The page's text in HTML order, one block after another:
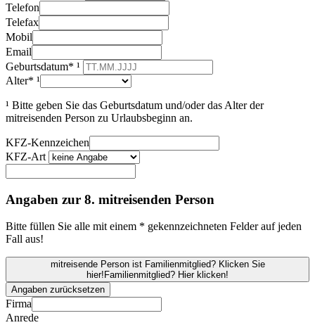
Telefon
Telefax
Mobil
Email
Geburtsdatum* ¹
Alter* ¹
¹ Bitte geben Sie das Geburtsdatum und/oder das Alter der
mitreisenden Person zu Urlaubsbeginn an.
KFZ-Kennzeichen
KFZ-Art
Angaben zur 8. mitreisenden Person
Bitte füllen Sie alle mit einem * gekennzeichneten Felder auf jeden
Fall aus!
mitreisende Person ist Familienmitglied? Klicken Sie
hier! Familienmitglied? Hier klicken!
Angaben zurücksetzen
Firma
Anrede